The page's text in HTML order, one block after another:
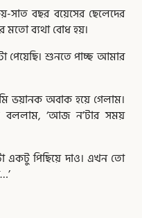
সাত বছর বয়েসের ছেলেদের
ব্যথা বােধ হয়।
পেয়েছি। শুনতে পাচ্ছ আমার
ভয়ানক অবাক হয়ে গেলাম।
বললাম, ‘আজ ন’টার সময়
পিছিয়ে দাও। এখন তাে